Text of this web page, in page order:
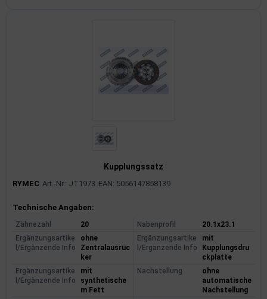
Kupplungssatz
RYMEC Art.-Nr.: JT1973 EAN: 5056147858139
Produktinformationen
Technische Angaben:
Zähnezahl 20 Nabenprofil
20.1x23.1
Ergänzungsartike
l/Ergänzende Info
ohne
Zentralausrüc
ker
Ergänzungsartike
l/Ergänzende Info
mit
Kupplungsdru
ckplatte
Ergänzungsartike
l/Ergänzende Info
mit
synthetische
m Fett
Nachstellung
ohne
automatische
Nachstellung